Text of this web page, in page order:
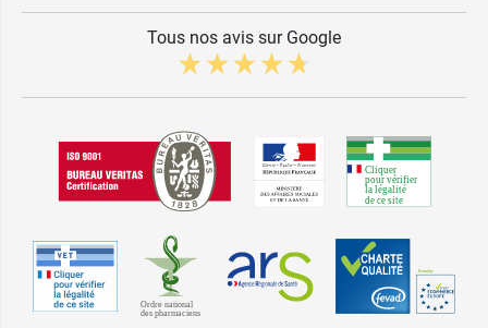
Tous nos avis sur Google